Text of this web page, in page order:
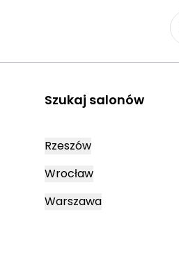
Szukaj salonów
Rzeszów
Wrocław
Warszawa